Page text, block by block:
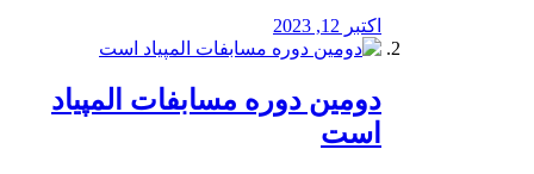
اکتبر 12, 2023
دومین دوره مسابفات المپیاد
است